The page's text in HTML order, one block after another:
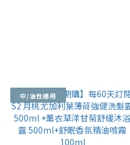
中/油性適用